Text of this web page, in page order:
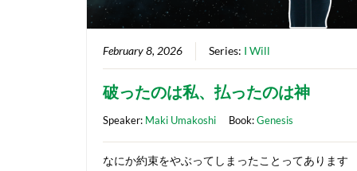
February 8, 2026 Series: I Will
破ったのは私、払ったのは神
Speaker: Maki Umakoshi Book:Genesis
なにか約束をやぶってしまったことってあります